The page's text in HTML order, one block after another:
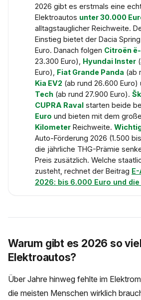
2026 gibt es erstmals eine
Elektroautos unter 30.000
alltagstauglicher Reichweite.
Einstieg bietet der Dacia
Euro. Danach folgen Citroën
23.300 Euro), Hyundai Inster
Euro), Fiat Grande Panda (ab
Kia EV2 (ab rund 26.600 Euro)
Tech (ab rund 27.900 Euro).
CUPRA Raval starten beide
Euro und bieten mit dem
Kilometer Reichweite.
Auto-Förderung 2026 (1.500
die jährliche THG-Prämie
Preis zusätzlich. Welche
zusteht, rechnet der Beitrag
2026: bis 6.000 Euro und die
Warum gibt es 2026 so
Elektroautos?
Über Jahre hinweg fehlte im
die meisten Menschen wirklich